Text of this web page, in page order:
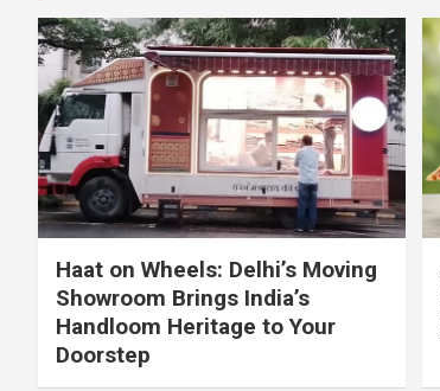
Haat on Wheels: Delhi’s Moving
Showroom Brings India’s
Handloom Heritage to Your
Doorstep